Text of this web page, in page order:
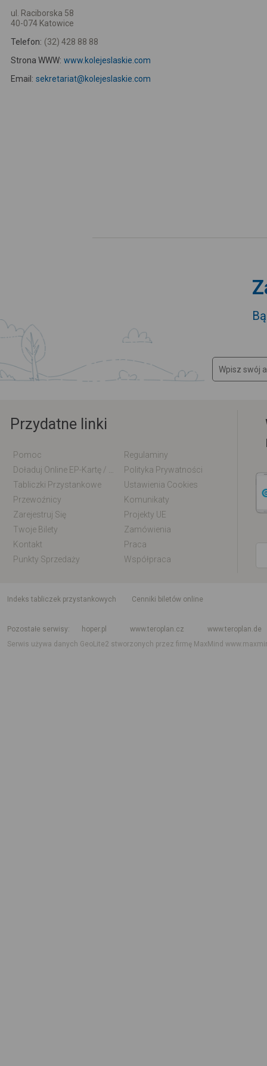
ul. Raciborska 58
40-074 Katowice
Telefon: (32) 428 88 88
Strona WWW: www.kolejeslaskie.com
Email: sekretariat@kolejeslaskie.com
Przydatne linki
Pomoc
Regulaminy
Polityka Prywatności
Tabliczki Przystankowe
Ustawienia Cookies
Przewoźnicy
Komunikaty
Zarejestruj Się
Projekty UE
Twoje Bilety
Zamówienia
Kontakt
Praca
Punkty Sprzedaży
Współpraca
indeks tabliczek przystankowych
Cenniki biletów online
Pozostałe serwisy
hoper.pl www.teroplan.cz
www.teroplan.de
Serwis używa danych GeoLite2 stworzonych przez firmę MaxMind